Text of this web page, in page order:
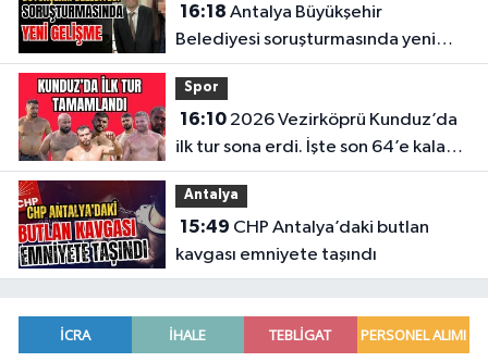
16:18
Belediyesi soruşturmasında yeni
gelişme
Spor
16:102026 Vezirköprü Kunduz’da
ilk tur sona erdi. İşte son 64’e kalan
başpehlivanlar
Antalya
15:49
kavgası emniyete taşındı